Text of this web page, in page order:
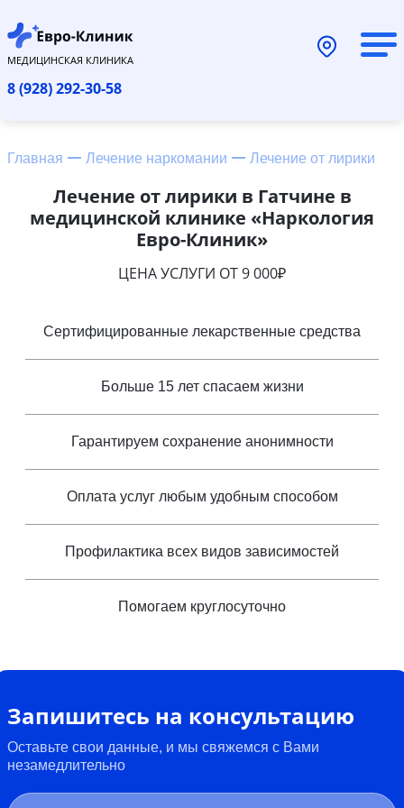
МЕДИЦИНСКАЯ КЛИНИКА
8 (928) 292-30-58
Главная Лечение наркомании Лечение от лирики
Лечение от лирики в Гатчине в
медицинской клинике «Наркология
Евро-Клиник»
ЦЕНА УСЛУГИ ОТ 9 000₽
Сертифицированные лекарственные средства
Больше 15 лет спасаем жизни
Гарантируем сохранение анонимности
Оплата услуг любым удобным способом
Профилактика всех видов зависимостей
Помогаем круглосуточно
Запишитесь на консультацию
Оставьте свои данные, и мы свяжемся с Вами
незамедлительно